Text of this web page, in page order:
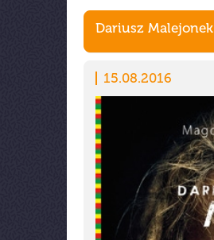
Dariusz Malejonek
15.08.2016